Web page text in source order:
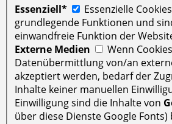
Essenziell*
Essenzielle
grundlegende Funktionen und
einwandfreie Funktion der
Externe Medien
Wenn
Datenübermittlung von/an
akzeptiert werden, bedarf der
Inhalte keiner manuellen
Einwilligung sind die Inhalte von